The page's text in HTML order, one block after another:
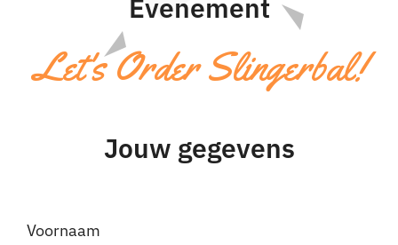
Evenement
Let's Order Slingerbal!
Jouw gegevens
Voornaam